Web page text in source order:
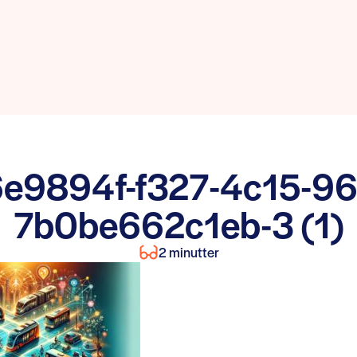
f327-4c15-
7b0be662c1eb-3 (1)
2 minutter